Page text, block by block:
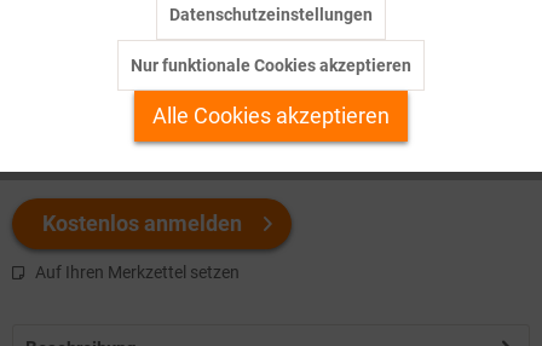
Welchen Download brauchen Sie?
s/w-Version
Kostenlos anmelden
Auf Ihren Merkzettel setzen
Personalisierung Inaktiv
Service
Datenschutzeinstellungen
Nur funktionale Cookies akzeptieren
Alle Cookies akzeptieren